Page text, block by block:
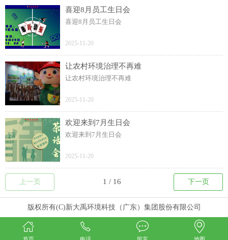
喜迎8月员工生日会
喜迎8月员工生日会
2025-11-20
让农村环境治理不再难
让农村环境治理不再难
2025-11-20
欢迎来到7月生日会
欢迎来到7月生日会
2025-11-20
上一页 下一页
版权所有(C)新大禹环境科技（广东）集团股份有限公司